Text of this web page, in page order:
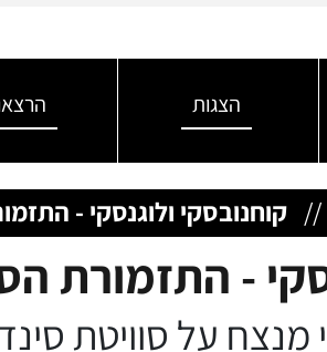
הצגות
// קוחנובסקי ולוגנסקי -
- התזמורת